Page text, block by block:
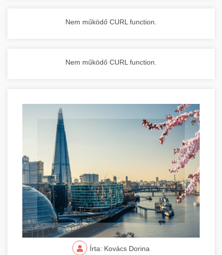
Nem működő CURL function.
Nem működő CURL function.
Írta: Kovács Dorina